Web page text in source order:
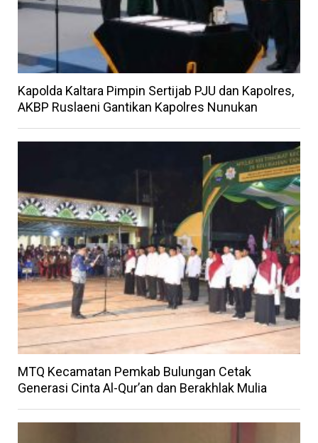
Kapolda Kaltara Pimpin Sertijab PJU dan Kapolres,
AKBP Ruslaeni Gantikan Kapolres Nunukan
MTQ Kecamatan Pemkab Bulungan Cetak
Generasi Cinta Al-Qur’an dan Berakhlak Mulia